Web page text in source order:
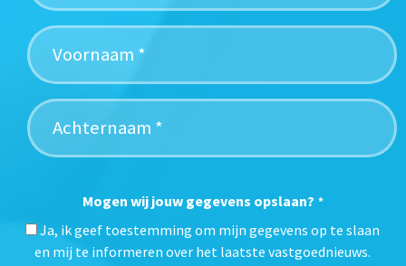
Mogen wij jouw gegevens opslaan? *
Ja, ik geef toestemming om mijn gegevens op te slaan
en mij te informeren over het laatste vastgoednieuws.